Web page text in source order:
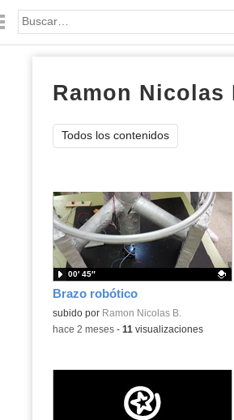
Palabra o frase:
Ramon Nicolas
Todos los contenidos
Brazo robótico
Contenido educativo.
subido por Ramon Nicolas B.
00′ 45″
-hace 2 meses- 11 visualizaciones